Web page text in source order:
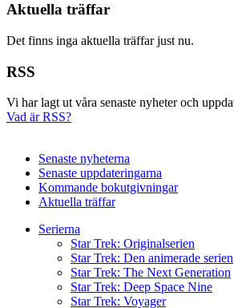
Aktuella träffar
Det finns inga aktuella träffar just nu.
RSS
Vi har lagt ut våra senaste nyheter och
Vad är RSS?
Senaste nyheterna
Senaste uppdateringarna
Kommande bokutgivningar
Aktuella träffar
Serierna
Star Trek: Originalserien
Star Trek: Den animerade serien
Star Trek: The Next Generation
Star Trek: Deep Space Nine
Star Trek: Voyager